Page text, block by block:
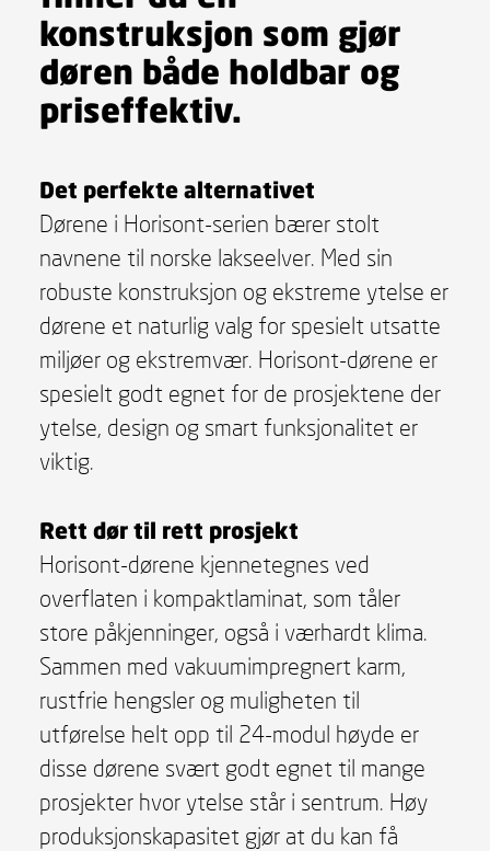
konstruksjon som gjør
døren både holdbar og
priseffektiv.
Det perfekte alternativet
Dørene i Horisont-serien bærer stolt
navnene til norske lakseelver. Med sin
robuste konstruksjon og ekstreme ytelse er
dørene et naturlig valg for spesielt utsatte
miljøer og ekstremvær. Horisont-dørene er
spesielt godt egnet for de prosjektene der
ytelse, design og smart funksjonalitet er
viktig.
Rett dør til rett prosjekt
Horisont-dørene kjennetegnes ved
overflaten i kompaktlaminat, som tåler
store påkjenninger, også i værhardt klima.
Sammen med vakuumimpregnert karm,
rustfrie hengsler og muligheten til
utførelse helt opp til 24-modul høyde er
disse dørene svært godt egnet til mange
prosjekter hvor ytelse står i sentrum. Høy
produksjonskapasitet gjør at du kan få